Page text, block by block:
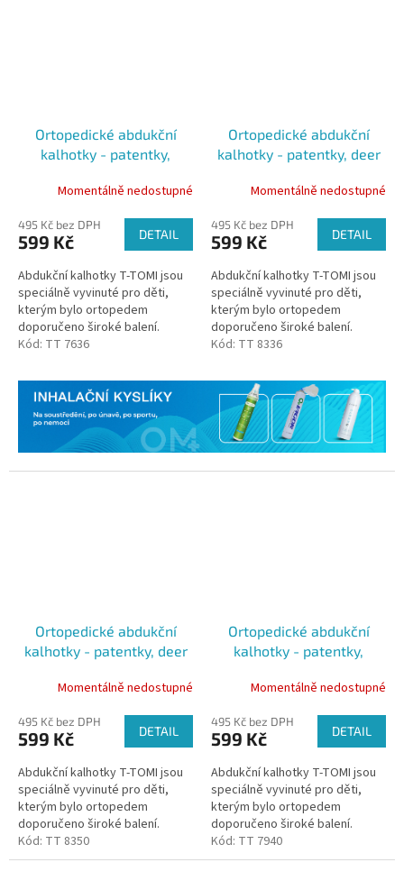
Ortopedické abdukční
kalhotky - patentky,
Momentálně nedostupné
495 Kč bez DPH
599 Kč DETAIL
Abdukční kalhotky T-TOMI jsou
speciálně vyvinuté pro děti,
kterým bylo ortopedem
doporučeno široké balení.
Kalhotky udržují kyčle dítěte ve
Kód: TT 7636
Ortopedické abdukční
kalhotky - patentky, deer
Momentálně nedostupné
495 Kč bez DPH
599 Kč DETAIL
Abdukční kalhotky T-TOMI jsou
speciálně vyvinuté pro děti,
kterým bylo ortopedem
doporučeno široké balení.
Kalhotky udržují kyčle dítěte ve
Kód: TT 8336
Ortopedické abdukční
kalhotky - patentky, deer
Momentálně nedostupné
495 Kč bez DPH
599 Kč DETAIL
Abdukční kalhotky T-TOMI jsou
speciálně vyvinuté pro děti,
kterým bylo ortopedem
doporučeno široké balení.
Kalhotky udržují kyčle dítěte ve
správném postavení díky všité...
Kód: TT 8350
Ortopedické abdukční
kalhotky - patentky,
Momentálně nedostupné
495 Kč bez DPH
599 Kč DETAIL
Abdukční kalhotky T-TOMI jsou
speciálně vyvinuté pro děti,
kterým bylo ortopedem
doporučeno široké balení.
Kalhotky udržují kyčle dítěte ve
správném postavení díky všité...
Kód: TT 7940